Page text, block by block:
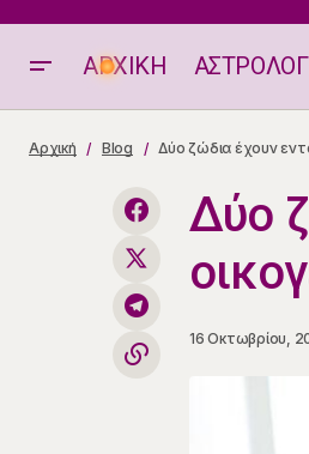
ΑΡΧΙΚΗ
Ένα ζώδιο θα είναι αισιόδοξο
16.10
Αρχική Blog Δύο ζώδια έχουν
Δύο
16 Οκτωβρίου,